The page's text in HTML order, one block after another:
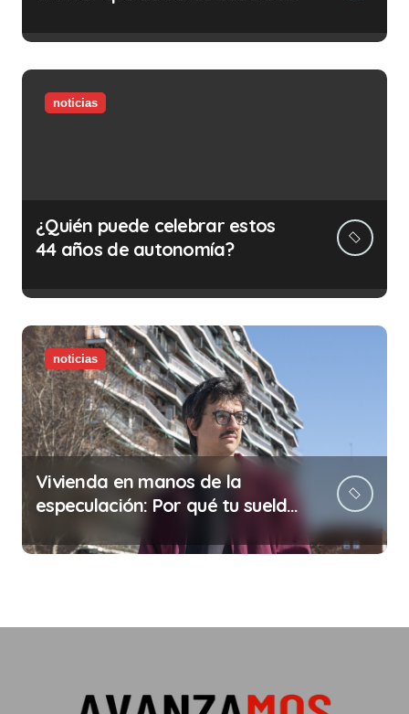
ilegalidad que te puede costar
la vida)
noticias
¿Quién puede celebrar estos
44 años de autonomía?
noticias
Vivienda en manos de la
especulación: Por qué tu sueldo